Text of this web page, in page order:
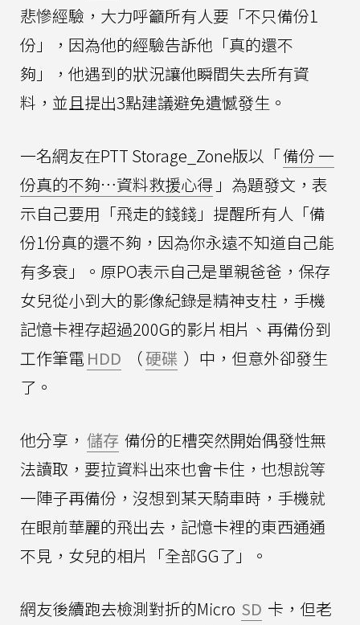
悲慘經驗，大力呼籲所有人要「不只備份1
份」，因為他的經驗告訴他「真的還不
夠」，他遇到的狀況讓他瞬間失去所有資
料，並且提出3點建議避免遺憾發生。
一名網友在PTT Storage_Zone版以「備份 一
份真的不夠…資料救援心得 」為題發文，表
示自己要用「飛走的錢錢」提醒所有人「備
份1份真的還不夠，因為你永遠不知道自己能
有多衰」。原PO表示自己是單親爸爸，保存
女兒從小到大的影像紀錄是精神支柱，手機
記憶卡裡存超過200G的影片相片、再備份到
工作筆電 HDD （硬碟 ）中，但意外卻發生
了。
他分享， 儲存 備份的E槽突然開始偶發性無
法讀取，要拉資料出來也會卡住，也想說等
一陣子再備份，沒想到某天騎車時，手機就
在眼前華麗的飛出去，記憶卡裡的東西通通
不見，女兒的相片「全部GG了」。
網友後續跑去檢測對折的Micro SD 卡，但老